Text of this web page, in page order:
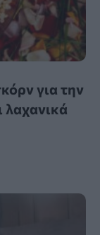
για την
λαχανικά